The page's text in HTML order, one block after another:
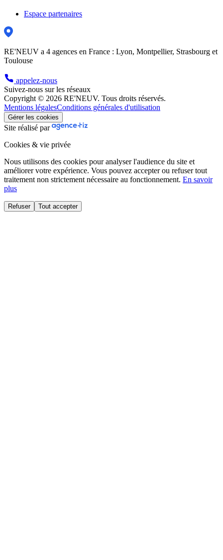
Espace partenaires
RE'NEUV a 4 agences en France : Lyon, Montpellier, Strasbourg et
Toulouse
appelez-nous
Suivez-nous sur les réseaux
Copyright © 2026 RE'NEUV. Tous droits réservés.
Mentions légalesConditions générales d'utilisation
Gérer les cookies
Site réalisé par
Cookies & vie privée
Nous utilisons des cookies pour analyser l'audience du site et
améliorer votre expérience. Vous pouvez accepter ou refuser tout
traitement non strictement nécessaire au fonctionnement. En savoir
plus
Refuser Tout accepter